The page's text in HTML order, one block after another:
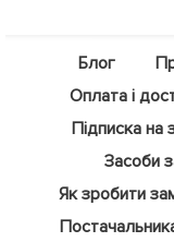
Блог
Оплата і
Підписка на
Засоби
Як зробити